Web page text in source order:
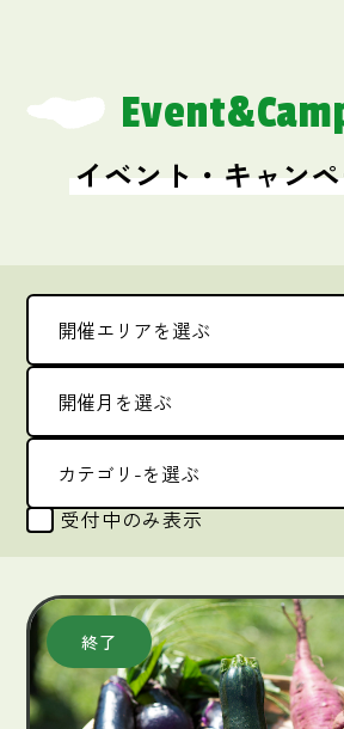
イベント・キャン
受付中のみ表示